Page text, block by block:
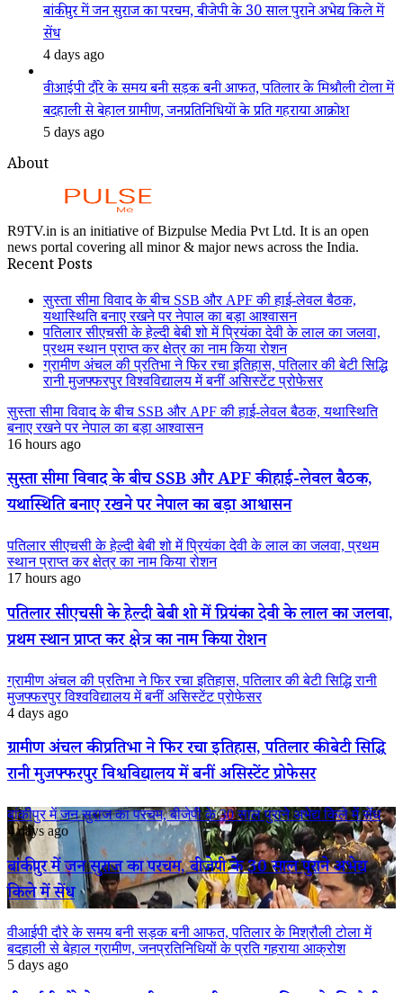
बांकीपुर में जन सुराज का परचम, बीजेपी के 30 साल पुराने अभेद्य किले में
सेंध
4 days ago
वीआईपी दौरे के समय बनी सड़क बनी आफत, पतिलार के मिश्रौली टोला में
बदहाली से बेहाल ग्रामीण, जनप्रतिनिधियों के प्रति गहराया आक्रोश
5 days ago
About
R9TV.in is an initiative of Bizpulse Media Pvt Ltd. It is an open
news portal covering all minor & major news across the India.
Recent Posts
सुस्ता सीमा विवाद के बीच SSB और APF की हाई-लेवल बैठक,
यथास्थिति बनाए रखने पर नेपाल का बड़ा आश्वासन
पतिलार सीएचसी के हेल्दी बेबी शो में प्रियंका देवी के लाल का जलवा,
प्रथम स्थान प्राप्त कर क्षेत्र का नाम किया रोशन
ग्रामीण अंचल की प्रतिभा ने फिर रचा इतिहास, पतिलार की बेटी सिद्धि
रानी मुजफ्फरपुर विश्वविद्यालय में बनीं असिस्टेंट प्रोफेसर
सुस्ता सीमा विवाद के बीच SSB और APF की हाई-लेवल बैठक, यथास्थिति
बनाए रखने पर नेपाल का बड़ा आश्वासन
16 hours ago
सुस्ता सीमा विवाद के बीच SSB और APF की हाई-लेवल बैठक,
यथास्थिति बनाए रखने पर नेपाल का बड़ा आश्वासन
पतिलार सीएचसी के हेल्दी बेबी शो में प्रियंका देवी के लाल का जलवा, प्रथम
स्थान प्राप्त कर क्षेत्र का नाम किया रोशन
17 hours ago
पतिलार सीएचसी के हेल्दी बेबी शो में प्रियंका देवी के लाल का जलवा,
प्रथम स्थान प्राप्त कर क्षेत्र का नाम किया रोशन
ग्रामीण अंचल की प्रतिभा ने फिर रचा इतिहास, पतिलार की बेटी सिद्धि रानी
मुजफ्फरपुर विश्वविद्यालय में बनीं असिस्टेंट प्रोफेसर
4 days ago
ग्रामीण अंचल की प्रतिभा ने फिर रचा इतिहास, पतिलार की बेटी सिद्धि
रानी मुजफ्फरपुर विश्वविद्यालय में बनीं असिस्टेंट प्रोफेसर
बांकीपुर में जन सुराज का परचम, बीजेपी के 30 साल पुराने अभेद्य किले में सेंध
4 days ago
बांकीपुर में जन सुराज का परचम, बीजेपी के 30 साल पुराने अभेद्य
किले में सेंध
वीआईपी दौरे के समय बनी सड़क बनी आफत, पतिलार के मिश्रौली टोला में
बदहाली से बेहाल ग्रामीण, जनप्रतिनिधियों के प्रति गहराया आक्रोश
5 days ago